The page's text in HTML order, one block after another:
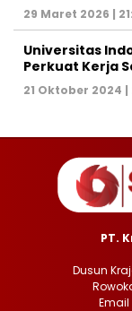
29 Maret 2026 |
Universitas
Perkuat Kerja
21 Oktober 2024 |
PT.
Dusun